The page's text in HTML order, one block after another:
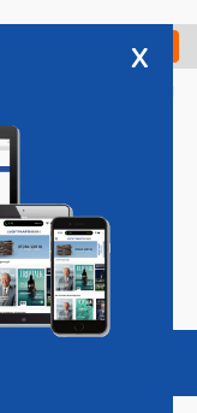
Check in
Vacatures
x